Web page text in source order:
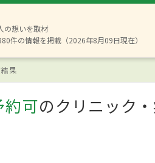
の想いを取材
件の情報を掲載（2026年8月09日現在）
果
約可のクリニック